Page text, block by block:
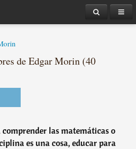
de Edgar Morin (40
comprender las matemáticas o
es una cosa, educar para